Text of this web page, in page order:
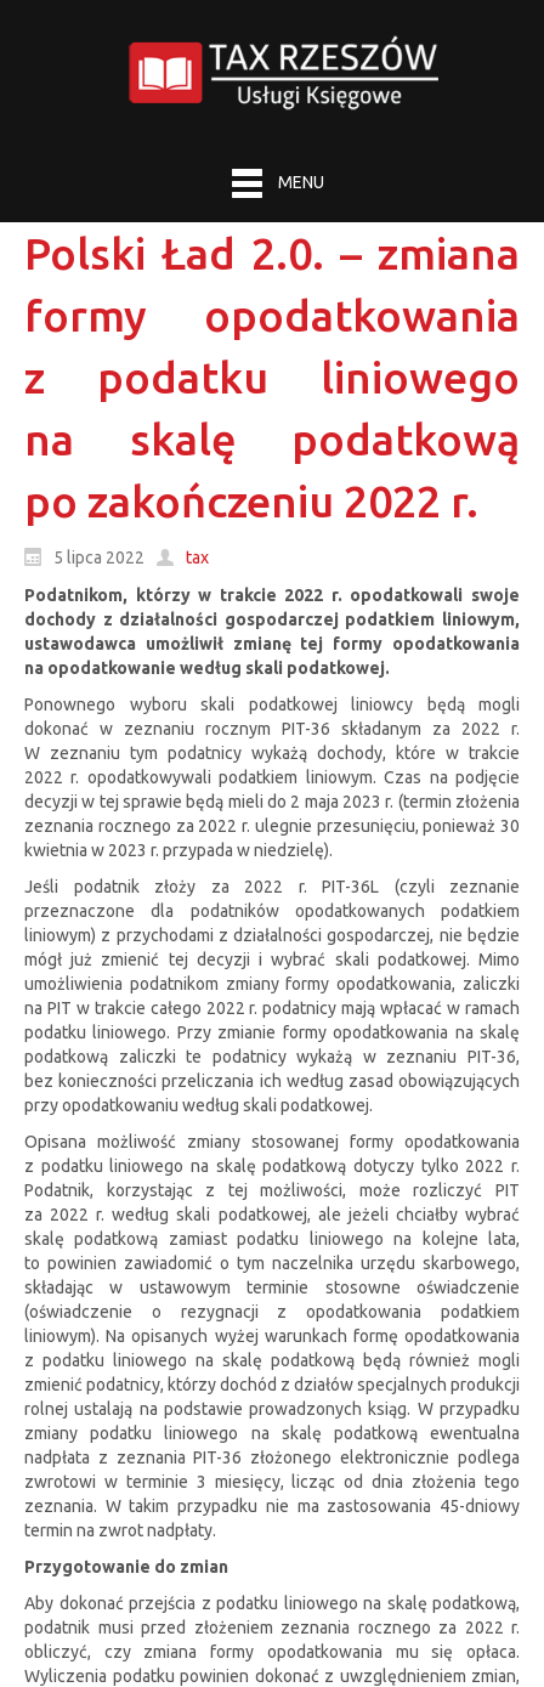
MENU
Polski Ład 2.0. – zmiana
formy opodatkowania
z podatku liniowego
na skalę podatkową
po zakończeniu 2022 r.
5 lipca 2022
tax
Podatnikom, którzy w trakcie 2022 r. opodatkowali swoje
dochody z działalności gospodarczej podatkiem liniowym,
ustawodawca umożliwił zmianę tej formy opodatkowania
na opodatkowanie według skali podatkowej.
Ponownego wyboru skali podatkowej liniowcy będą mogli
dokonać w zeznaniu rocznym PIT-36 składanym za 2022 r.
W zeznaniu tym podatnicy wykażą dochody, które w trakcie
2022 r. opodatkowywali podatkiem liniowym. Czas na podjęcie
decyzji w tej sprawie będą mieli do 2 maja 2023 r. (termin złożenia
zeznania rocznego za 2022 r. ulegnie przesunięciu, ponieważ 30
kwietnia w 2023 r. przypada w niedzielę).
Jeśli podatnik złoży za 2022 r. PIT-36L (czyli zeznanie
przeznaczone dla podatników opodatkowanych podatkiem
liniowym) z przychodami z działalności gospodarczej, nie będzie
mógł już zmienić tej decyzji i wybrać skali podatkowej. Mimo
umożliwienia podatnikom zmiany formy opodatkowania, zaliczki
na PIT w trakcie całego 2022 r. podatnicy mają wpłacać w ramach
podatku liniowego. Przy zmianie formy opodatkowania na skalę
podatkową zaliczki te podatnicy wykażą w zeznaniu PIT-36,
bez konieczności przeliczania ich według zasad obowiązujących
przy opodatkowaniu według skali podatkowej.
Opisana możliwość zmiany stosowanej formy opodatkowania
z podatku liniowego na skalę podatkową dotyczy tylko 2022 r.
Podatnik, korzystając z tej możliwości, może rozliczyć PIT
za 2022 r. według skali podatkowej, ale jeżeli chciałby wybrać
skalę podatkową zamiast podatku liniowego na kolejne lata,
to powinien zawiadomić o tym naczelnika urzędu skarbowego,
składając w ustawowym terminie stosowne oświadczenie
(oświadczenie o rezygnacji z opodatkowania podatkiem
liniowym). Na opisanych wyżej warunkach formę opodatkowania
z podatku liniowego na skalę podatkową będą również mogli
zmienić podatnicy, którzy dochód z działów specjalnych produkcji
rolnej ustalają na podstawie prowadzonych ksiąg. W przypadku
zmiany podatku liniowego na skalę podatkową ewentualna
nadpłata z zeznania PIT-36 złożonego elektronicznie podlega
zwrotowi w terminie 3 miesięcy, licząc od dnia złożenia tego
zeznania. W takim przypadku nie ma zastosowania 45-dniowy
termin na zwrot nadpłaty.
Przygotowanie do zmian
Aby dokonać przejścia z podatku liniowego na skalę podatkową,
podatnik musi przed złożeniem zeznania rocznego za 2022 r.
obliczyć, czy zmiana formy opodatkowania mu się opłaca.
Wyliczenia podatku powinien dokonać z uwzględnieniem zmian,